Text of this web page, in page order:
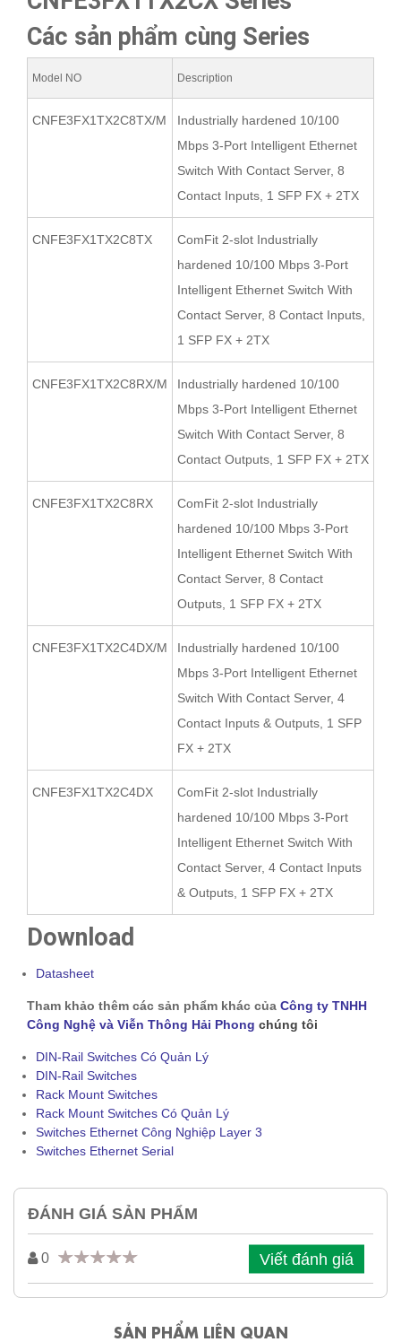
Các sản phẩm cùng Series
Model NO Description
CNFE3FX1TX2C8TX/M
Industrially hardened 10/100
Mbps 3-Port Intelligent Ethernet
Switch With Contact Server, 8
Contact Inputs, 1 SFP FX + 2TX
CNFE3FX1TX2C8TX
ComFit 2-slot Industrially
hardened 10/100 Mbps 3-Port
Intelligent Ethernet Switch With
Contact Server, 8 Contact Inputs,
1 SFP FX + 2TX
CNFE3FX1TX2C8RX/M
Industrially hardened 10/100
Mbps 3-Port Intelligent Ethernet
Switch With Contact Server, 8
Contact Outputs, 1 SFP FX + 2TX
CNFE3FX1TX2C8RX
ComFit 2-slot Industrially
hardened 10/100 Mbps 3-Port
Intelligent Ethernet Switch With
Contact Server, 8 Contact
Outputs, 1 SFP FX + 2TX
CNFE3FX1TX2C4DX/M
Industrially hardened 10/100
Mbps 3-Port Intelligent Ethernet
Switch With Contact Server, 4
Contact Inputs & Outputs, 1 SFP
FX + 2TX
CNFE3FX1TX2C4DX
ComFit 2-slot Industrially
hardened 10/100 Mbps 3-Port
Intelligent Ethernet Switch With
Contact Server, 4 Contact Inputs
& Outputs, 1 SFP FX + 2TX
Download
Datasheet
Tham khảo thêm các sản phẩm khác của Công ty TNHH
Công Nghệ và Viễn Thông Hải Phong chúng tôi
DIN-Rail Switches Có Quản Lý
DIN-Rail Switches
Rack Mount Switches
Rack Mount Switches Có Quản Lý
Switches Ethernet Công Nghiệp Layer 3
Switches Ethernet Serial
ĐÁNH GIÁ SẢN PHẨM
0 Viết đánh giá
SẢN PHẨM LIÊN QUAN